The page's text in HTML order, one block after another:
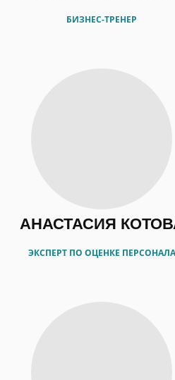
БИЗНЕС-ТРЕНЕР
АНАСТАСИЯ
ЭКСПЕРТ ПО ОЦЕНКЕ ПЕРСОНАЛА